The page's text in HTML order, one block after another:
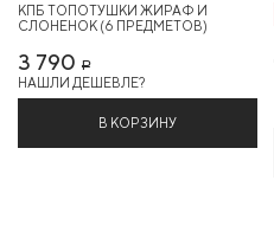
КПБ ТОПОТУШКИ ЖИРАФ И
СЛОНЕНОК (6 ПРЕДМЕТОВ)
3 790 Р
НАШЛИ ДЕШЕВЛЕ?
В КОРЗИНУ